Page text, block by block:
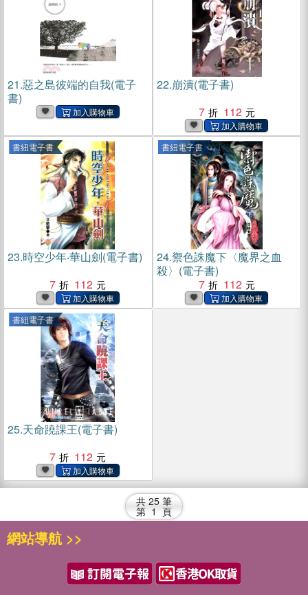
21.惡之島彼端的自我(電子
書)
22.崩潰(電子書)
7
112
書紐電子書
23.時空少年‧華山劍(電子書)
7
112
書紐電子書
24.禦色誅魔下〈魔界之血
殺〉(電子書)
7
112
書紐電子書
25.天命蹺課王(電子書)
7
112
共 25 筆
第 1 頁
網站導航 >>